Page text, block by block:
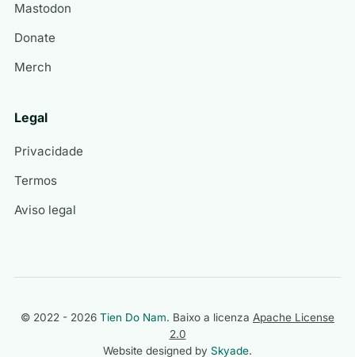
Mastodon
Donate
Merch
Legal
Privacidade
Termos
Aviso legal
© 2022 - 2026 Tien Do Nam. Baixo a licenza Apache License
2.0
Website designed by Skyade.